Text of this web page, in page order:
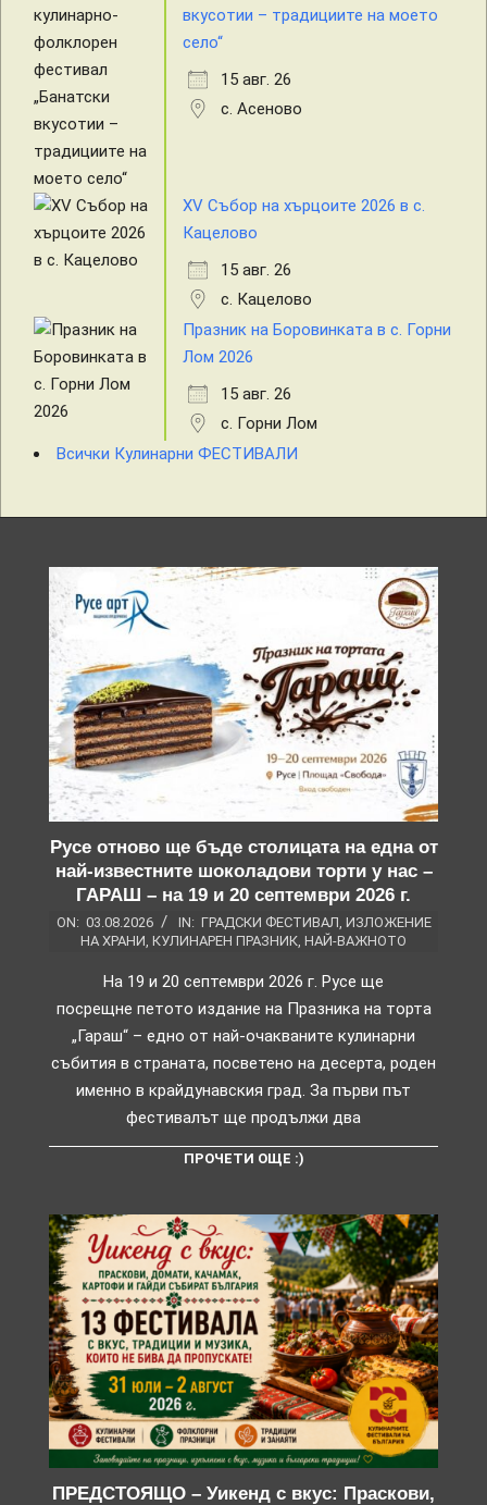
вкусотии – традициите на моето
село“
15 авг. 26
с. Асеново
XV Събор на хърцоите 2026 в с.
Кацелово
15 авг. 26
с. Кацелово
Празник на Боровинката в с. Горни
Лом 2026
15 авг. 26
с. Горни Лом
Всички Кулинарни ФЕСТИВАЛИ
Русе отново ще бъде столицата на една от
най-известните шоколадови торти у нас –
ГАРАШ – на 19 и 20 септември 2026 г.
ON: 03.08.2026 IN: ГРАДСКИ ФЕСТИВАЛ ИЗЛОЖЕНИЕ
НА ХРАНИ КУЛИНАРЕН ПРАЗНИК НАЙ-ВАЖНОТО
На 19 и 20 септември 2026 г. Русе ще
посрещне петото издание на Празника на торта
„Гараш“ – едно от най-очакваните кулинарни
събития в страната, посветено на десерта, роден
именно в крайдунавския град. За първи път
фестивалът ще продължи два
ПРОЧЕТИ ОЩЕ :)
ПРЕДСТОЯЩО – Уикенд с вкус: Праскови,